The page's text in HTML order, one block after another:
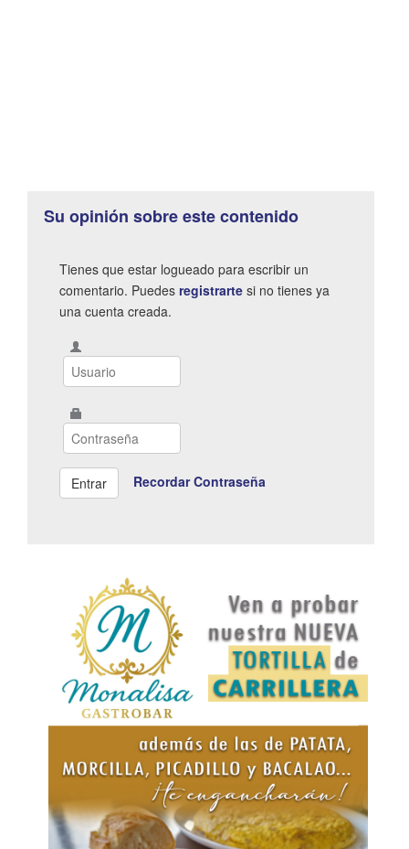
Su opinión sobre este contenido
Tienes que estar logueado para escribir un
comentario. Puedes registrarte si no tienes ya
una cuenta creada.
Recordar Contraseña